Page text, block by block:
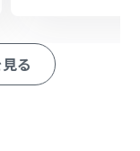
処理を行うアク
る